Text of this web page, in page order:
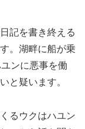
記を書き終える
。湖畔に船が乗
ンに悪事を働
と疑います。
るウクはハユン